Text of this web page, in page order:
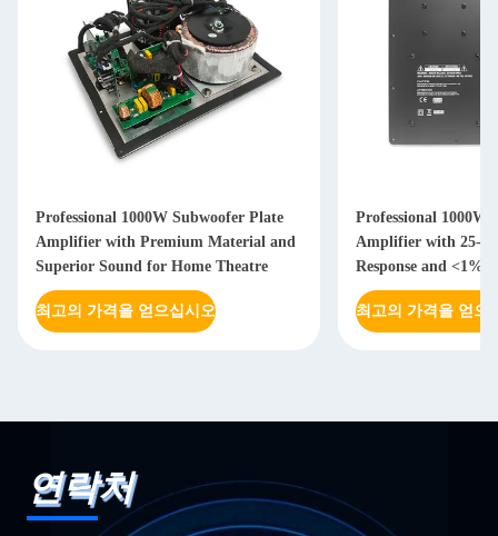
Professional 1000W Subwoofer Plate
Amplifier with Premium Material and
Superior Sound for Home Theatre
최고의 가격을 얻으십시오
Professional 1000W
Amplifier with 25-
Response and <1%
Distortion
최고의 가격을 얻으
연락처